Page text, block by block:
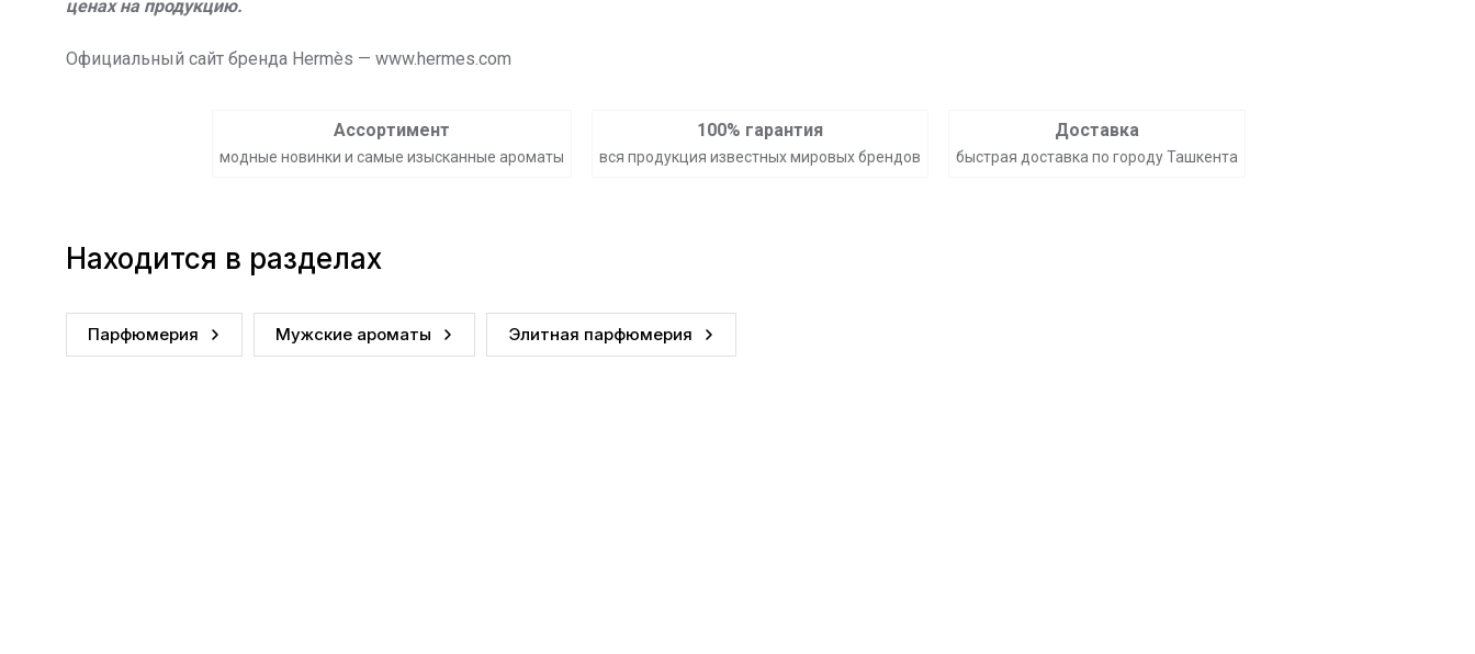
ценах на продукцию.
Официальный сайт бренда Hermès — www.hermes.com
Ассортимент
модные новинки и самые изысканные ароматы
100% гарантия
вся продукция известных мировых брендов
Доставка
быстрая доставка по городу Ташкента
Находится в разделах
Парфюмерия Мужские ароматы Элитная парфюмерия